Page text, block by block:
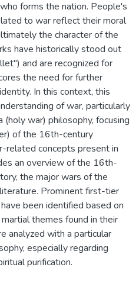
forms the nation. People's
to war reflect their moral
the character of the
have historically stood out
and are recognized for
the need for further
In this context, this
of war, particularly
war) philosophy, focusing
of the 16th-century
related concepts present in
an overview of the 16th-
the major wars of the
Prominent first-tier
been identified based on
themes found in their
analyzed with a particular
especially regarding
purification.